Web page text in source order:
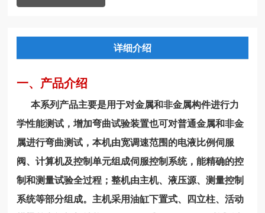
详细介绍
一、产品介绍
本系列产品主要是用于对金属和非金属构件进行力
学性能测试，增加弯曲试验装置也可对普通金属和非金
属进行弯曲测试，本机由宽调速范围的电液比例伺服
阀、计算机及控制单元组成伺服控制系统，能精确的控
制和测量试验全过程；整机由主机、液压源、测量控制
系统等部分组成。主机采用油缸下置式、四立柱、活动